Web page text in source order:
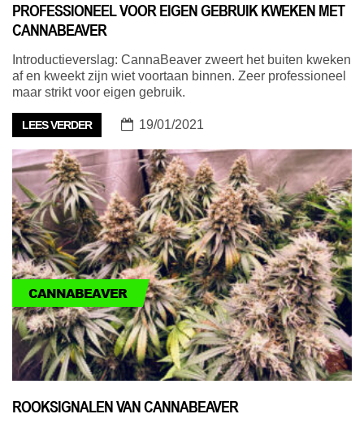
PROFESSIONEEL VOOR EIGEN GEBRUIK KWEKEN MET
CANNABEAVER
Introductieverslag: CannaBeaver zweert het buiten kweken
af en kweekt zijn wiet voortaan binnen. Zeer professioneel
maar strikt voor eigen gebruik.
LEES VERDER 19/01/2021
CANNABEAVER
ROOKSIGNALEN VAN CANNABEAVER